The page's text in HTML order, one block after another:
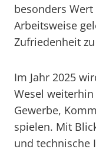
besonders
Arbeitsweise
Zufriedenheit
Im Jahr 2025
Wesel
Gewerbe,
spielen. Mit
und technische